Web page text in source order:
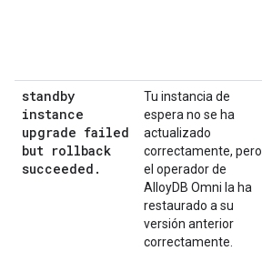
standby
instance
upgrade failed
but rollback
succeeded .
Tu instancia de
espera no se ha
actualizado
correctamente, pero
el operador de
AlloyDB Omni la ha
restaurado a su
versión anterior
correctamente.